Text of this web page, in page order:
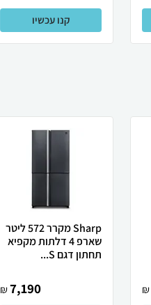
קנו עכשיו
₪
Sharp מקרר 572 ליטר
שארפ 4 דלתות מקפיא
תחתון דגם S...
7,190
₪